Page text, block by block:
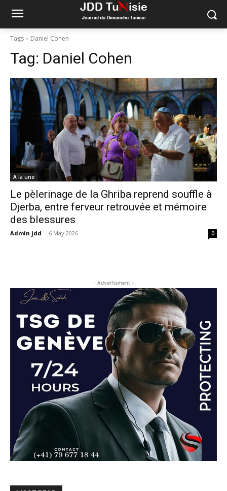
Tags Daniel Cohen
Tag: Daniel Cohen
A la une
Le pèlerinage de la Ghriba reprend souffle à
Djerba, entre ferveur retrouvée et mémoire
des blessures
Admin jdd - 6 May 2026 0
- Advertisment -